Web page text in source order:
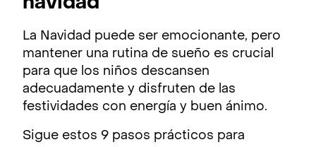
La Navidad puede ser emocionante, pero
mantener una rutina de sueño es crucial
para que los niños descansen
adecuadamente y disfruten de las
festividades con energía y buen ánimo.
Sigue estos 9 pasos prácticos para